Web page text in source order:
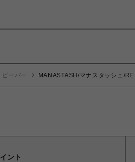
ビーバー MANASTASH/マナスタッシュ/
ント